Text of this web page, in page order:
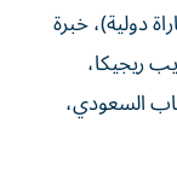
اللاعب الدولي السابق (15 مباراة دولية)، خبرة
ريجيكا،
الشباب السعودي،